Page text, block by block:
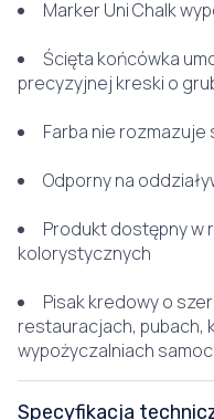
Marker Uni Chalk
Ścięta końcówka
precyzyjnej kreski o
Farba nie rozmazuje
Odporny na
Produkt dostępny w
kolorystycznych
Pisak kredowy o
restauracjach, pubach,
wypożyczalniach
Specyfikacja